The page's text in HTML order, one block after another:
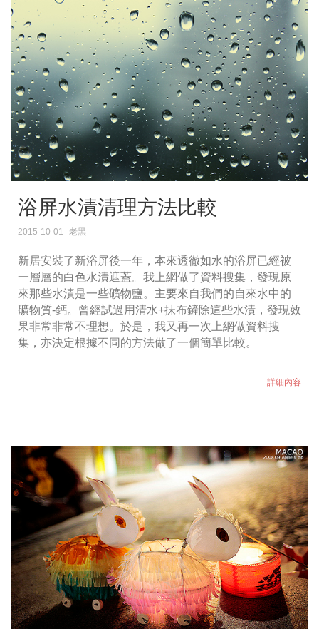
浴屏水漬清理方法比較
2015-10-01 老黑
新居安裝了新浴屏後一年，本來透徹如水的浴屏已經被
一層層的白色水漬遮蓋。我上網做了資料搜集，發現原
來那些水漬是一些礦物鹽。主要來自我們的自來水中的
礦物質-鈣。曾經試過用清水+抺布鏟除這些水漬，發現效
果非常非常不理想。於是，我又再一次上網做資料搜
集，亦決定根據不同的方法做了一個簡單比較。
詳細內容